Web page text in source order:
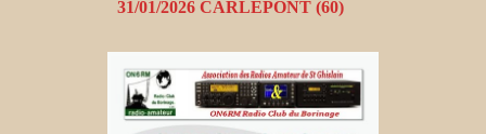
31/01/2026 CARLEPONT (60)